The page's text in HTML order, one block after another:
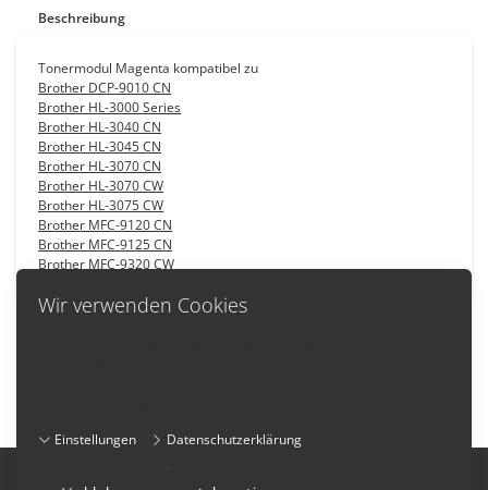
Wir verwenden Cookies
Einstellungen
Datenschutzerklärung
Beschreibung
Tonermodul Magenta kompatibel zu
Brother DCP-9010 CN
Brother HL-3000 Series
Brother HL-3040 CN
Brother HL-3045 CN
Brother HL-3070 CN
Brother HL-3070 CW
Brother HL-3075 CW
Brother MFC-9120 CN
Brother MFC-9125 CN
Brother MFC-9320 CW